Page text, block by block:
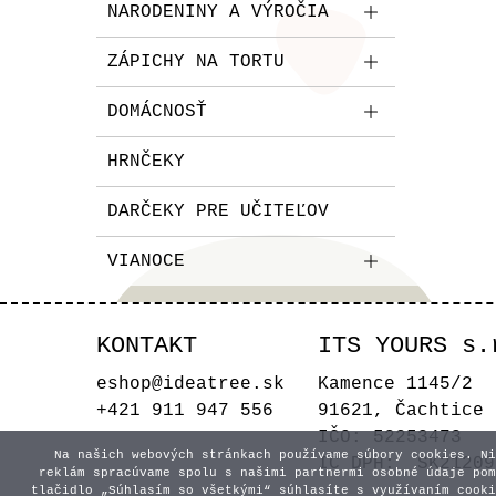
NARODENINY A VÝROČIA
ZÁPICHY NA TORTU
DOMÁCNOSŤ
HRNČEKY
DARČEKY PRE UČITEĽOV
VIANOCE
KONTAKT
eshop@ideatree.sk
+421 911 947 556
ITS YOURS
Kamence 1145/2
91621, Čachtice
IČO: 52253473
IČ DPH:
Na našich webových stránkach používame súbory
reklám spracúvame spolu s našimi partnermi osobné údaje
tlačidlo „Súhlasím so všetkými“ súhlasíte s využívaním